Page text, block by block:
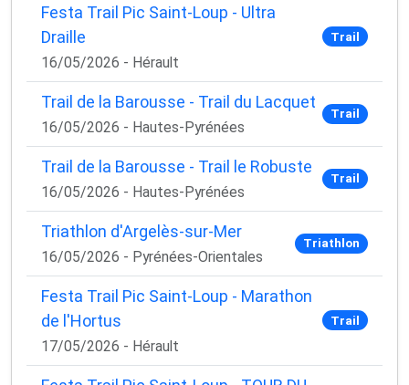
Festa Trail Pic Saint-Loup - Ultra
Draille
16/05/2026 - Hérault
Trail
Trail de la Barousse - Trail du Lacquet
16/05/2026 - Hautes-Pyrénées
Trail
Trail de la Barousse - Trail le Robuste
16/05/2026 - Hautes-Pyrénées
Trail
Triathlon d'Argelès-sur-Mer
16/05/2026 - Pyrénées-Orientales
Triathlon
Festa Trail Pic Saint-Loup - Marathon
de l'Hortus
17/05/2026 - Hérault
Trail